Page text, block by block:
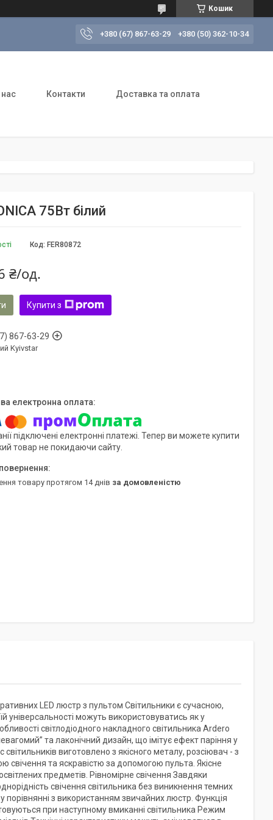
Кошик
+380 (67) 867-63-29 +380 (50) 362-10-34
Контакти Доставка та оплата
75Вт білий
Код: FER80872
₴/од.
Купити з
867-63-29
Kyivstar
підключені електронні платежі. Тепер ви можете купити
товар не покидаючи сайту.
товару протягом 14 днів за домовленістю
LED люстр з пультом Світильники є сучасною,
можуть використовуватись як у
світлодіодного накладного світильника Ardero
та лаконічний дизайн, що імітує ефект паріння у
виготовлено з якісного металу, розсіювач - з
свічення та яскравістю за допомогою пульта. Якісне
предметів. Рівномірне свічення Завдяки
свічення світильника без виникнення темних
порівнянні з використанням звичайних люстр. Функція
при наступному вмиканні світильника Режим